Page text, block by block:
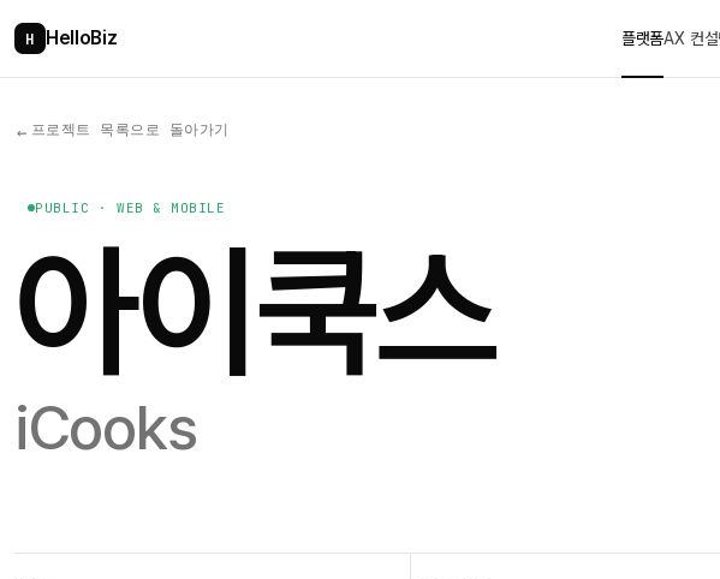
H HelloBiz 플랫폼AX 컨
← 프로젝트 목록으로 돌아가기
PUBLIC · WEB & MOBILE
아이쿡스
iCooks